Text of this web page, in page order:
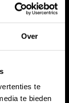
Over
te
te bieden